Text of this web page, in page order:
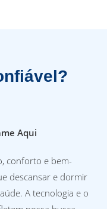
Aqui
conforto e bem-
descansar e dormir
A tecnologia e o